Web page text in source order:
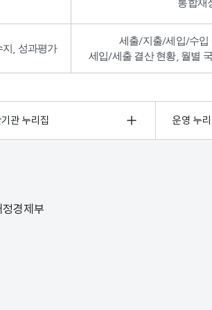
통합재
, 성과평가
세출/지출/세입/수입
세입/세출 결산 현황, 월별
관 누리집 운영 누
경제부